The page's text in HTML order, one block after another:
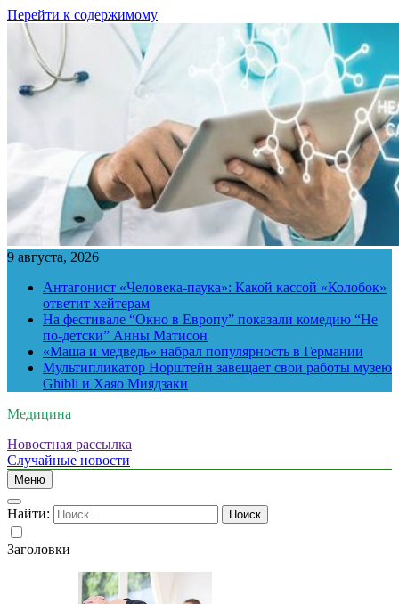
Перейти к содержимому
9 августа, 2026
Антагонист «Человека-паука»: Какой кассой «Колобок»
ответит хейтерам
На фестивале “Окно в Европу” показали комедию “Не
по-детски” Анны Матисон
«Маша и медведь» набрал популярность в Германии
Мультипликатор Норштейн завещает свои работы музею
Ghibli и Хаяо Миядзаки
Медицина
Новостная рассылка
Случайные новости
Меню
Найти:
Заголовки